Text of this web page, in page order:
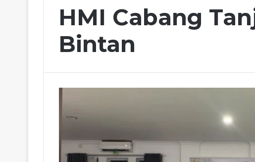
HMI Cabang
Bintan